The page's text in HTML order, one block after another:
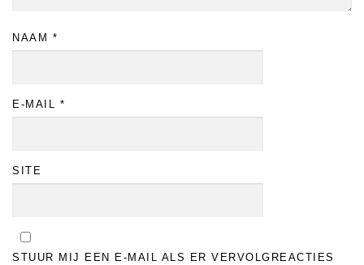
NAAM *
E-MAIL *
SITE
STUUR MIJ EEN E-MAIL ALS ER VERVOLGREACTIES